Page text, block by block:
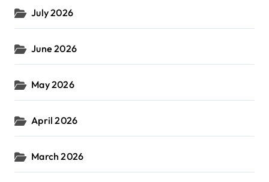
July 2026
June 2026
May 2026
April 2026
March 2026